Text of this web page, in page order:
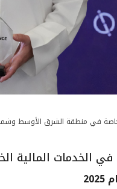
الخاصة في منطقة الشرق الأوسط
في الخدمات